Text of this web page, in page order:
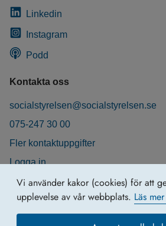
Vi använder kakor (cookies) för att
upplevelse av vår webbplats. Läs
Linkedin
Instagram
Podd
Kontakta oss
socialstyrelsen@socialstyrelsen.se
075-247 30 00
Fler kontaktuppgifter
Logga in
Behandling av personuppgifter